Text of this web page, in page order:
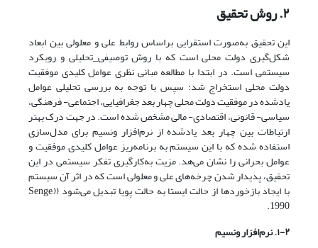
۲. روش تحقیق
این تحقیق به‌صورت استقرایی براساس روابط علی و معلولی بین ابعاد
شکل‌گیری دولت محلی است که با روش توصیفی_تحلیلی و رویکرد
سیستمی است. در ابتدا با مطالعه مبانی نظری عوامل کلیدی موفقیت
دولت محلی استخراج شد؛ سپس با توجه به بررسی تحلیلی عوامل
یادشده در موفقیت دولت محلی چهار بعد جغرافیایی، اجتماعی- فرهنگی،
سیاسی- قانونی، اقتصادی- مالی مشخص‌ شده است. در جهت درک بهتر
ارتباطات بین چهار بعد یادشده از نرم‌افزار ونسیم برای مدل‌سازی
استفاده شده که با این سیستم به برنامه‌ریز عوامل کلیدی موفقیت و
عوامل بحرانی را نشان می‌هد. مزیت به‌کارگیری تفکر سیستمی در این
تحقیق، پدیدار شدن چرخه‌های علی و معلولی است که در اثر آن سیستم
با ایجاد بازخوردها از حالت ایستا به حالت پویا تبدیل می‌شود ((Senge,
1990.
۱-۲. نرم‌افزارونسیم